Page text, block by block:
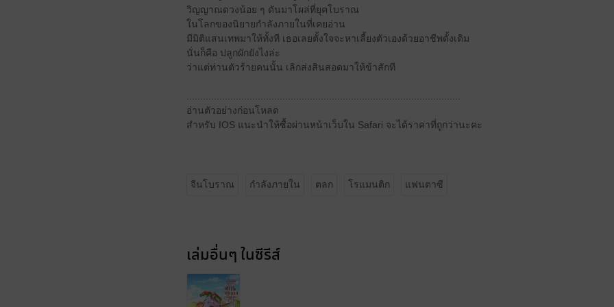
วิญญาณดวงน้อย ๆ ดันมาโผล่ที่ยุคโบราณ
ในโลกของนิยายกำลังภายในที่เคยอ่าน
มีมิติแสนเทพมาให้ทั้งที เธอเลยตั้งใจจะหาเลี้ยงตัวเองด้วยอาชีพดั้งเดิม
นั่นก็คือ ปลูกผักยังไงล่ะ
ว่าแต่ท่านตัวร้ายคนนั้น เลิกส่งสินสอดมาให้ข้าสักที
อ่านตัวอย่างก่อนโหลด
สำหรับ IOS แนะนำให้ซื้อผ่านหน้าเว็บใน Safari จะได้ราคาที่ถูกว่านะคะ
จีนโบราณ กำลังภายใน ตลก โรแมนติก แฟนตาซี
เล่มอื่นๆ ในซีรีส์